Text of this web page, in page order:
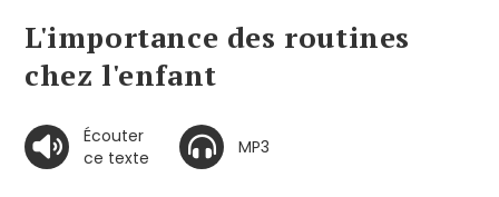
L'importance des routines
chez l'enfant
Écouter
ce texte
MP3